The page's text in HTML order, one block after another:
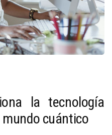
la tecnología
cuántico